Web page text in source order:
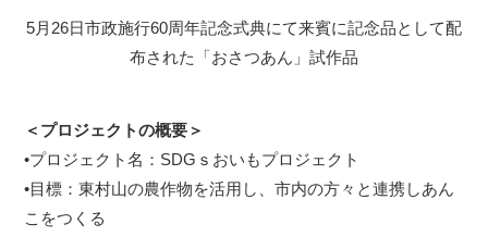
5月26日市政施行60周年記念式典にて来賓に記念品として配
布された「おさつあん」試作品
＜プロジェクトの概要＞
•プロジェクト名：SDGｓおいもプロジェクト
•目標：東村山の農作物を活用し、市内の方々と連携しあん
こをつくる